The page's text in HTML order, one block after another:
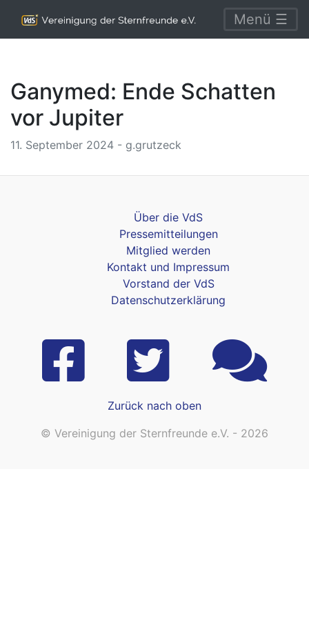
Menü ☰
Ganymed: Ende Schatten
vor Jupiter
11. September 2024 - g.grutzeck
Über die VdS
Pressemitteilungen
Mitglied werden
Kontakt und Impressum
Vorstand der VdS
Datenschutzerklärung
Zurück nach oben
© Vereinigung der Sternfreunde e.V. - 2026